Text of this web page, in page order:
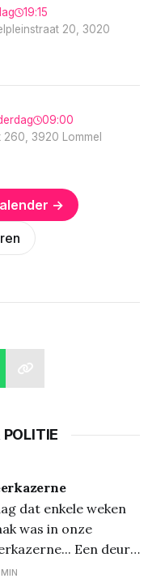
19:15
20, 3020
09:00
260, 3920 Lommel
→
POLITIE
dat enkele weken
was in onze
Een deur
geforceerd en er
MIN